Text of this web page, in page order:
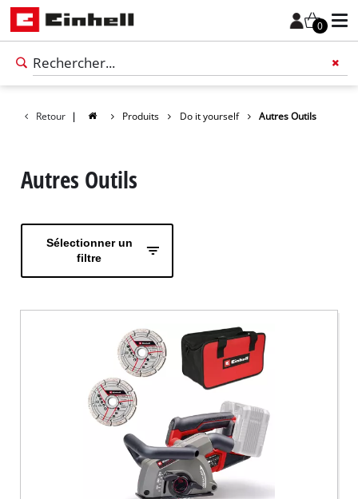
0
Retour | Produits Do it yourself Autres Outils
Autres Outils
Sélectionner un
filtre